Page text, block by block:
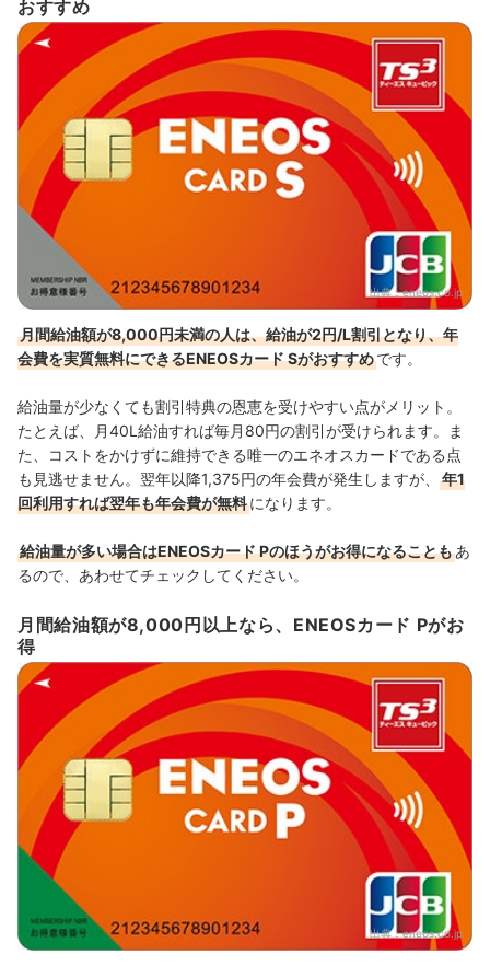
おすすめ
出典：eneos.co.jp
月間給油額が8,000円未満の人は、給油が2円/L割引となり、年
会費を実質無料にできるENEOSカード Sがおすすめです。
給油量が少なくても割引特典の恩恵を受けやすい点がメリット。
たとえば、月40L給油すれば毎月80円の割引が受けられます。ま
た、コストをかけずに維持できる唯一のエネオスカードである点
も見逃せません。翌年以降1,375円の年会費が発生しますが、
年1
回利用すれば翌年も年会費が無料になります。
給油量が多い場合はENEOSカード Pのほうがお得になることもあ
るので、あわせてチェックしてください。
月間給油額が8,000円以上なら、ENEOSカード Pがお
得
出典：eneos.co.jp